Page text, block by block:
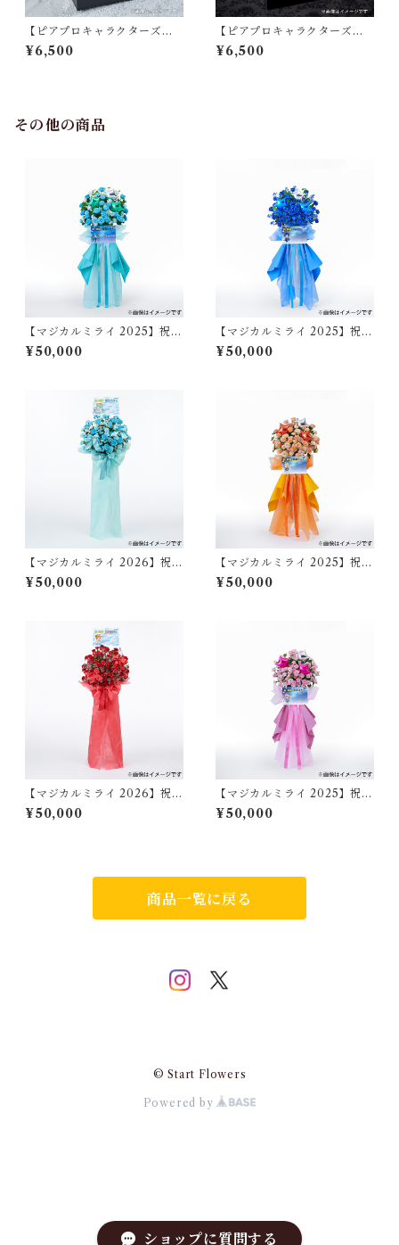
ショップに質問する
【ピアプロキャラクターズ】
ボックスフラワーアレンジメ
ント／「Flyway」
¥6,500
【ピアプロキャラクターズ】
ボックスフラワーアレンジメ
ント／「ANTI THE∞HOLi
¥6,500
その他の商品
【マジカルミライ 2025】祝い
花/初音ミク（大阪）
¥50,000
【マジカルミライ 2025】祝い
花/KAITO（大阪）
¥50,000
【マジカルミライ 2026】祝い
花/初音ミク（大阪）
¥50,000
【マジカルミライ 2025】祝い
花/鏡音リン（大阪）
¥50,000
【マジカルミライ 2026】祝い
花/MEIKO（大阪）
¥50,000
【マジカルミライ 2025】祝い
花/巡音ルカ（大阪）
¥50,000
商品一覧に戻る
© Start Flowers
Powered by